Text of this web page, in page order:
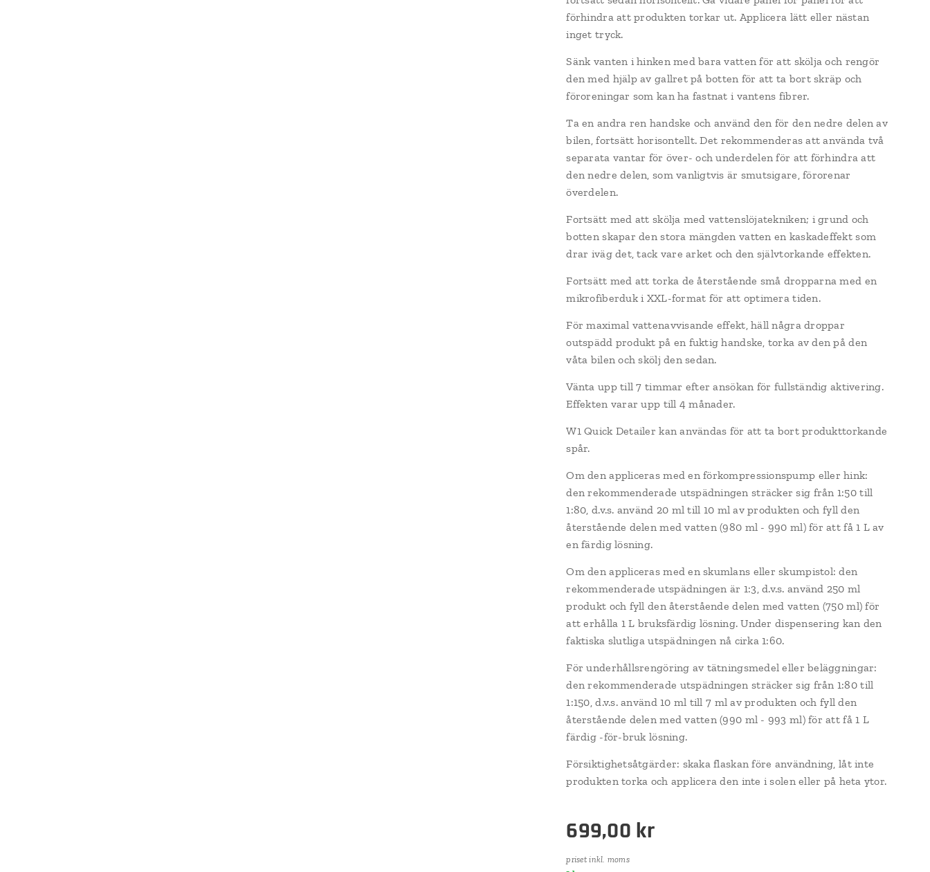
förhindra att produkten torkar ut. Applicera lätt eller nästan
inget tryck.
Sänk vanten i hinken med bara vatten för att skölja och rengör
den med hjälp av gallret på botten för att ta bort skräp och
föroreningar som kan ha fastnat i vantens fibrer.
Ta en andra ren handske och använd den för den nedre delen av
bilen, fortsätt horisontellt. Det rekommenderas att använda två
separata vantar för över- och underdelen för att förhindra att
den nedre delen, som vanligtvis är smutsigare, förorenar
överdelen.
Fortsätt med att skölja med vattenslöjatekniken; i grund och
botten skapar den stora mängden vatten en kaskadeffekt som
drar iväg det, tack vare arket och den självtorkande effekten.
Fortsätt med att torka de återstående små dropparna med en
mikrofiberduk i XXL-format för att optimera tiden.
För maximal vattenavvisande effekt, häll några droppar
outspädd produkt på en fuktig handske, torka av den på den
våta bilen och skölj den sedan.
Vänta upp till 7 timmar efter ansökan för fullständig aktivering.
Effekten varar upp till 4 månader.
W1 Quick Detailer kan användas för att ta bort produkttorkande
spår.
Om den appliceras med en förkompressionspump eller hink:
den rekommenderade utspädningen sträcker sig från 1:50 till
1:80, d.v.s. använd 20 ml till 10 ml av produkten och fyll den
återstående delen med vatten (980 ml - 990 ml) för att få 1 L av
en färdig lösning.
Om den appliceras med en skumlans eller skumpistol: den
rekommenderade utspädningen är 1:3, d.v.s. använd 250 ml
produkt och fyll den återstående delen med vatten (750 ml) för
att erhålla 1 L bruksfärdig lösning. Under dispensering kan den
faktiska slutliga utspädningen nå cirka 1:60.
För underhållsrengöring av tätningsmedel eller beläggningar:
den rekommenderade utspädningen sträcker sig från 1:80 till
1:150, d.v.s. använd 10 ml till 7 ml av produkten och fyll den
återstående delen med vatten (990 ml - 993 ml) för att få 1 L
färdig -för-bruk lösning.
Försiktighetsåtgärder: skaka flaskan före användning, låt inte
produkten torka och applicera den inte i solen eller på heta ytor.
699,00 kr
priset inkl. moms